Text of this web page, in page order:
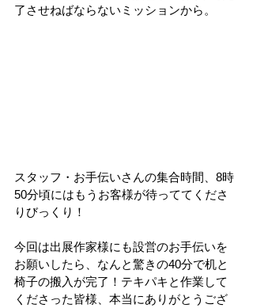
了させねばならないミッションから。
スタッフ・お手伝いさんの集合時間、8時
50分頃にはもうお客様が待っててくださ
りびっくり！
今回は出展作家様にも設営のお手伝いを
お願いしたら、なんと驚きの40分で机と
椅子の搬入が完了！テキパキと作業して
くださった皆様、本当にありがとうござ